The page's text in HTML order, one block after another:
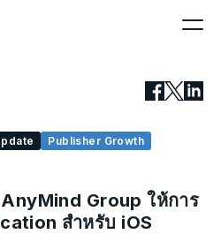
Publisher Growth
Group ให้การ
สำหรับ iOS